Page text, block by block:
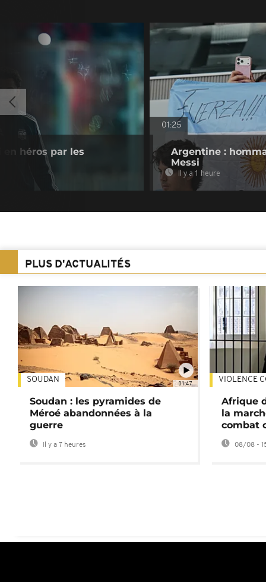
en héros par les
01:25
Argentine :
Messi
Il y a 1 heure
PLUS D'ACTUALITÉS
01:47
SOUDAN
Soudan : les pyramides de
Méroé abandonnées à la
guerre
Il y a 7 heures
VIOLENCE
Afrique
la
combat
08/08 -